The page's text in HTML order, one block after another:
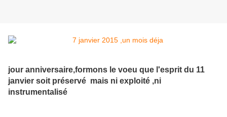
jour anniversaire,formons le voeu que l'esprit du 11
janvier soit préservé mais ni exploité ,ni
instrumentalisé